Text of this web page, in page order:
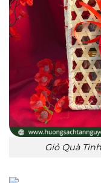
Giỏ Quà